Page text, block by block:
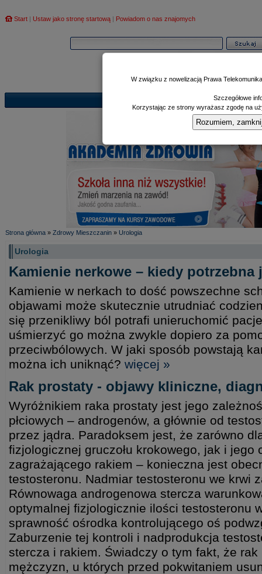
Start | Ustaw jako stronę startową | Powiadom o nas znajomych
Poczekalnia|
Strona główna » Zdrowy Mieszczanin » Urologia
Urologia
Kamienie nerkowe – kiedy potrzebna
Kamienie w nerkach to dość powszechne
objawami może skutecznie utrudniać
się przenikliwy ból potrafi unieruchomić
uśmierzyć go można zwykle dopiero za
przeciwbólowych. W jaki sposób powstają
można ich uniknąć? więcej »
Rak prostaty - objawy kliniczne,
Wyróżnikiem raka prostaty jest jego
płciowych – androgenów, a głównie od
przez jądra. Paradoksem jest, że zarówno
fizjologicznej gruczołu krokowego, jak i jego
zagrażającego rakiem – konieczna jest
testosteronu. Nadmiar testosteronu we krwi
Równowaga androgenowa stercza
optymalnej fizjologicznie ilości testosteronu
sprawność ośrodka kontrolującego oś
Zaburzenie tej kontroli i nadprodukcja
stercza i rakiem. Świadczy o tym fakt, że
mężczyzn, u których przed pokwitaniem
W związku z nowelizacją Prawa
Szczegółowe
Korzystając ze strony wyrażasz zgodę na
Rozumiem,